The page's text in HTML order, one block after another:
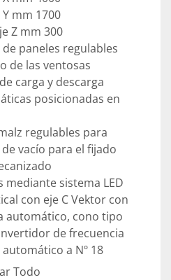
mm 1700
Z mm 300
paneles regulables
de las ventosas
carga y descarga
posicionadas en
regulables para
vacío para el fijado
mediante sistema LED
con eje C Vektor con
automático, cono tipo
de frecuencia
a Nº 18
de la máquina
Todo